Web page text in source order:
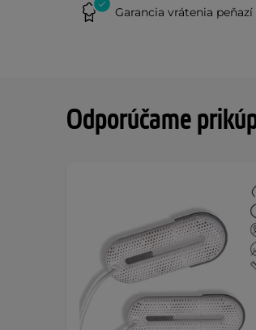
Garancia vrátenia peňazí
Odporúčame